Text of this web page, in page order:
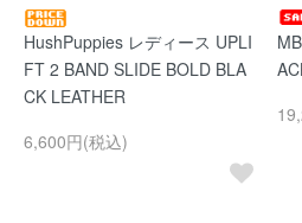
HushPuppies レディース UPLI
FT 2 BAND SLIDE BOLD BLA
CK LEATHER
6,600円(税込)